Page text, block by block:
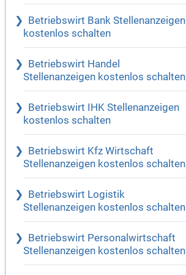
Betriebswirt Bank Stellenanzeigen
kostenlos schalten
Betriebswirt Handel
Stellenanzeigen kostenlos schalten
Betriebswirt IHK Stellenanzeigen
kostenlos schalten
Betriebswirt Kfz Wirtschaft
Stellenanzeigen kostenlos schalten
Betriebswirt Logistik
Stellenanzeigen kostenlos schalten
Betriebswirt Personalwirtschaft
Stellenanzeigen kostenlos schalten